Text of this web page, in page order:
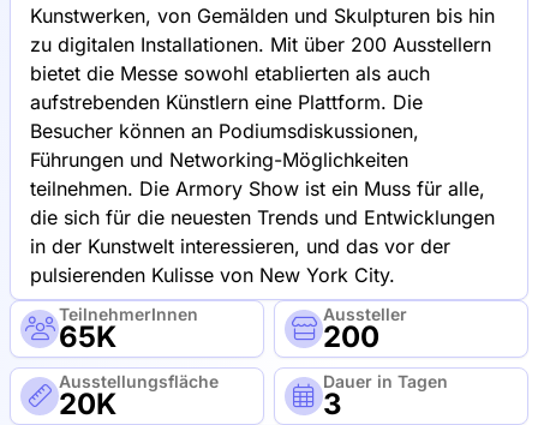
Kunstwerken, von Gemälden und Skulpturen bis hin
zu digitalen Installationen. Mit über 200 Ausstellern
bietet die Messe sowohl etablierten als auch
aufstrebenden Künstlern eine Plattform. Die
Besucher können an Podiumsdiskussionen,
Führungen und Networking-Möglichkeiten
teilnehmen. Die Armory Show ist ein Muss für alle,
die sich für die neuesten Trends und Entwicklungen
in der Kunstwelt interessieren, und das vor der
pulsierenden Kulisse von New York City.
TeilnehmerInnen
65K
Aussteller
200
Ausstellungsfläche
20K
Dauer in Tagen
3